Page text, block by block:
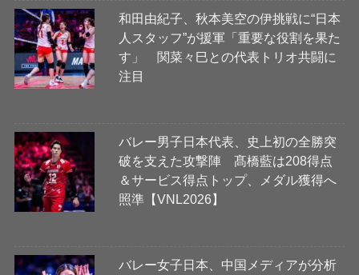
和田由紀子、秋本美空の伊挑戦に“日本
人スタッフ”が援軍「重要な役割を果た
す」 関菜々巳との代表トリオ共闘に
注目
バレー男子日本代表、史上初の全勝突
破を支えた攻撃陣 髙橋藍は208得点
＆サービス得点トップ、メダル獲得へ
照準【VNL2026】
バレー女子日本、中国メディアが分析